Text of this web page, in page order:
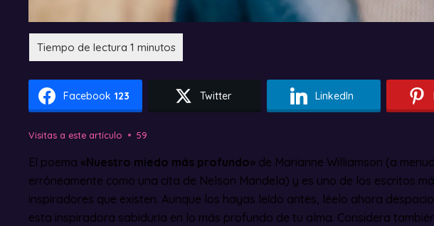
Facebook 123 Twitter LinkedIn
Visitas a este artículo 59
El poema «Nuestro miedo más profundo» de Marianne Williamson (a
erróneamente como una cita de Nelson Mandela) y es uno de los escritos
inspiradores que existen. Aunque los hayas leído antes, léelo ahora
esta inspiradora sabiduría en lo más profundo de tu alma. Considera